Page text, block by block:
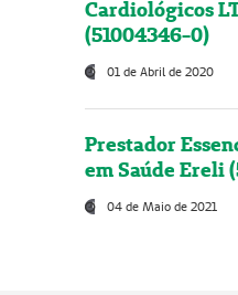
Cardiológicos
(51004346-0)
01 de Abril de 2020
Prestador
em Saúde Ereli
04 de Maio de 2021